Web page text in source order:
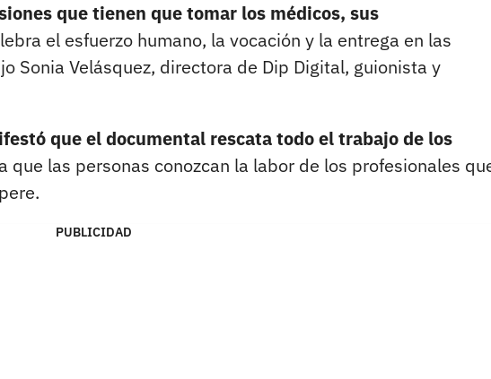
que tienen que tomar los médicos, sus
el esfuerzo humano, la vocación y la entrega en las
Sonia Velásquez, directora de Dip Digital, guionista y
que el documental rescata todo el trabajo de los
que las personas conozcan la labor de los profesionales
PUBLICIDAD